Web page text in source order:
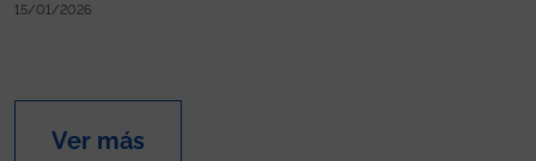
15/01/2026
Ver más